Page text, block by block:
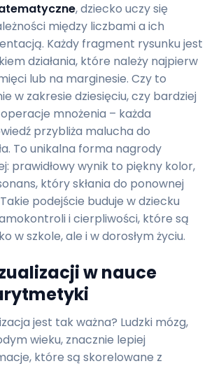
, dziecko uczy się
między liczbami a ich
Każdy fragment rysunku jest
działania, które należy najpierw
lub na marginesie. Czy to
w zakresie dziesięciu, czy bardziej
mnożenia – każda
przybliża malucha do
To unikalna forma nagrody
prawidłowy wynik to piękny kolor,
który skłania do ponownej
podejście buduje w dziecku
i cierpliwości, które są
w szkole, ale i w dorosłym życiu.
w nauce
jest tak ważna? Ludzki mózg,
wieku, znacznie lepiej
które są skorelowane z